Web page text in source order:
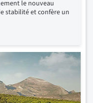
le nouveau
stabilité et confère un